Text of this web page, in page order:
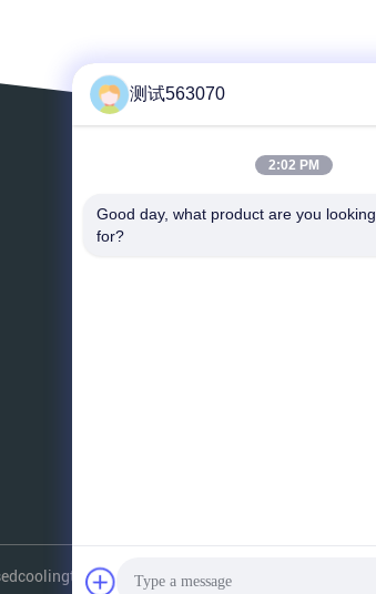
. Tutti i diritti riservati.
测试563070
2:02 PM
Good day, what product are you looking
for?